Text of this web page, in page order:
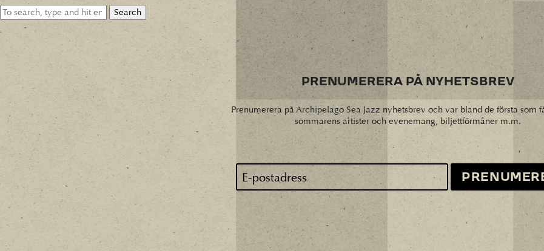
Search
PRENUMERERA PÅ NYHETSBREV
Prenumerera på Archipelago Sea Jazz nyhetsbrev och var bland de första som
sommarens artister och evenemang, biljettförmåner m.m.